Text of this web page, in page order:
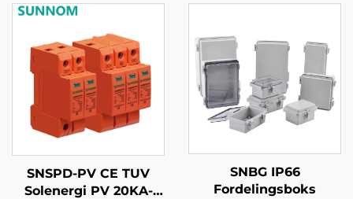
SNSPD-PV CE TUV
Solenergi PV 20KA-
SNBG IP66
Fordelingsboks